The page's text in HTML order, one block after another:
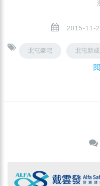
2015-11-
北屯豪宅 北屯新